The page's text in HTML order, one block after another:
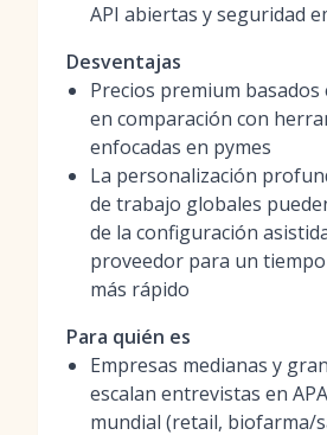
API abiertas y seguridad
Desventajas
Precios premium basados
en comparación con
enfocadas en pymes
La personalización
de trabajo globales
de la configuración
proveedor para un
más rápido
Para quién es
Empresas medianas y
escalan entrevistas en
mundial (retail, biofarma/